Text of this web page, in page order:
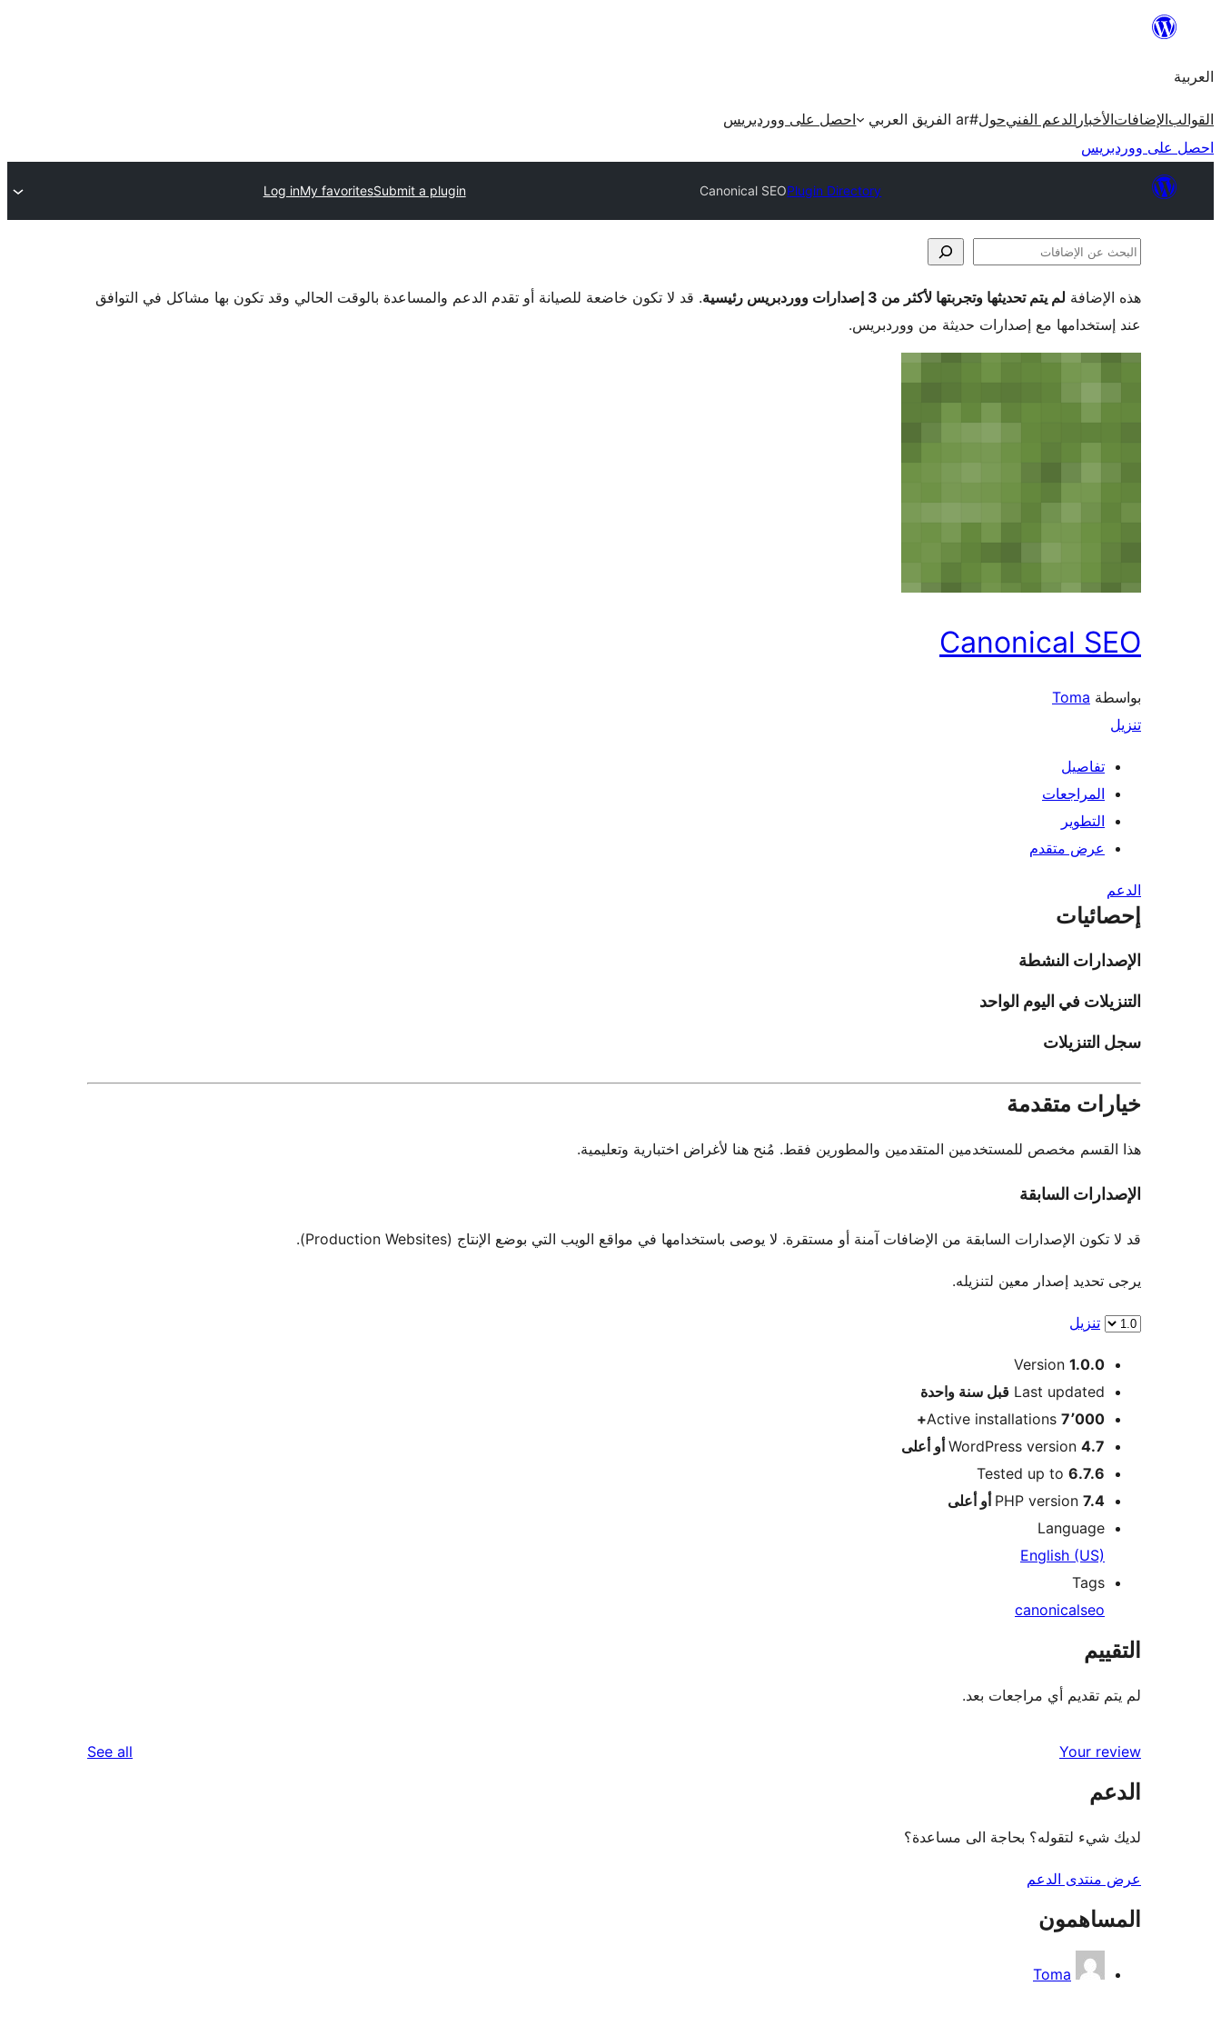
المحتوى
العربية
القوالبالإضافاتالأخبار الدعم الفنيحول#ar الفريق العربي
احصل على ووردبريس
احصل على ووردبريس
Plugin Directory
Canonical SEO
Submit a plugin
My favorites
Log in
البحث
الإضافات
هذه الإضافة لم يتم تحديثها وتجربتها لأكثر من 3 إصدارات ووردبريس رئيسية
. قد لا تكون خاضعة للصيانة أو تقدم الدعم والمساعدة بالوقت الحالي وقد تكون بها مشاكل في التوافق
عند إستخدامها مع إصدارات حديثة من ووردبريس.
Canonical SEO
بواسطة Toma
تنزيل
تفاصيل
المراجعات
التطوير
عرض متقدم
الدعم
إحصائيات
الإصدارات النشطة
التنزيلات في اليوم الواحد
سجل التنزيلات
خيارات متقدمة
هذا القسم مخصص للمستخدمين المتقدمين والمطورين فقط. مُنح هنا لأغراض اختبارية وتعليمية.
الإصدارات السابقة
قد لا تكون الإصدارات السابقة من الإضافات آمنة أو مستقرة. لا يوصى باستخدامها في مواقع الويب التي بوضع الإنتاج (Production Websites).
يرجى تحديد إصدار معين لتنزيله.
تنزيل
ميتا
Meta
Version 1.0.0
Last updated قبل سنة واحدة
Active installations 7٬000+
WordPress version 4.7 أو أعلى
Tested up to 6.7.6
PHP version 7.4 أو أعلى
Language
English (US)
Tags
canonicalseo
التقييم
لم يتم تقديم أي مراجعات بعد.
Your review
See all
الدعم
لديك شيء لتقوله؟ بحاجة الى مساعدة؟
عرض منتدى الدعم
المساهمون
Toma